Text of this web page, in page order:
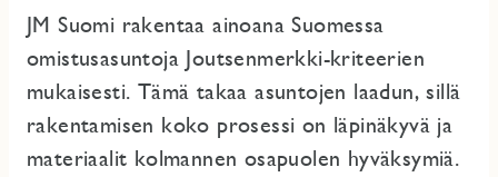
JM Suomi rakentaa ainoana Suomessa
omistusasuntoja Joutsenmerkki-kriteerien
mukaisesti. Tämä takaa asuntojen laadun, sillä
rakentamisen koko prosessi on läpinäkyvä ja
materiaalit kolmannen osapuolen hyväksymiä.